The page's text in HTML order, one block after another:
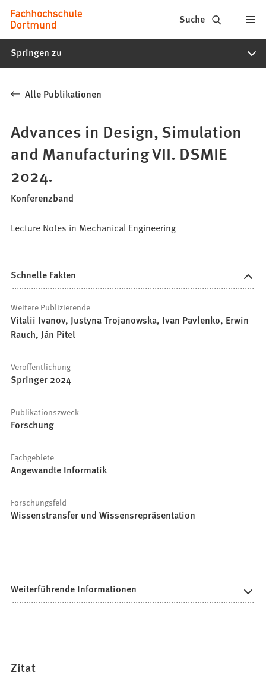
Inhalt anspringen
Fachhochschule
Dortmund
-
Studiengänge,
Bewerbung
Suche
Springen zu
Alle Publikationen
Advances in Design, Simulation
and Manufacturing VII. DSMIE
2024.
Konferenzband
Lecture Notes in Mechanical Engineering
Schnelle Fakten
Weitere Publizierende
Vitalii Ivanov, Justyna Trojanowska, Ivan Pavlenko, Erwin
Rauch, Ján Pitel
Veröffentlichung
Springer 2024
Publikationszweck
Forschung
Fachgebiete
Angewandte Informatik
Forschungsfeld
Wissenstransfer und Wissensrepräsentation
Weiterführende Informationen
Zitat